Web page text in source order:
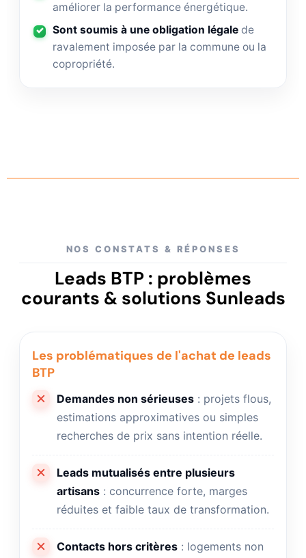
améliorer la performance énergétique.
Sont soumis à une obligation légalede
ravalement imposée par la commune ou la
copropriété.
NOS CONSTATS & RÉPONSES
Leads BTP : problèmes
courants & solutions Sunleads
Les problématiques de l'achat de leads
BTP
Demandes non sérieuses: projets flous,
estimations approximatives ou simples
recherches de prix sans intention réelle.
Leads mutualisés entre plusieurs
artisans: concurrence forte, marges
réduites et faible taux de transformation.
Contacts hors critères: logements non